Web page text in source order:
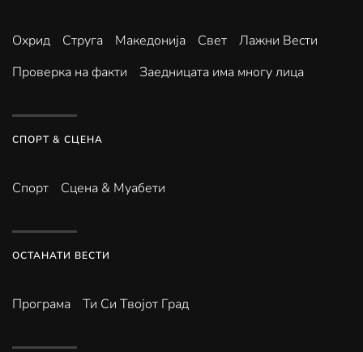
Охрид Струга Македонија Свет
Лажни Вести
Проверка на факти
Заедницата има многу лица
СПОРТ & СЦЕНА
Спорт Сцена & Муабети
ОСТАНАТИ ВЕСТИ
Програма Ти Си Твојот Град